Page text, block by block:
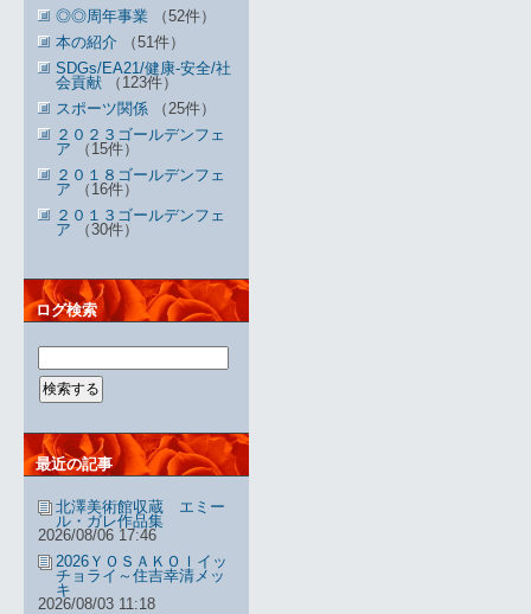
◎◎周年事業 （52件）
本の紹介 （51件）
SDGs/EA21/健康-安全/社
会貢献 （123件）
スポーツ関係 （25件）
２０２３ゴールデンフェ
ア （15件）
２０１８ゴールデンフェ
ア （16件）
２０１３ゴールデンフェ
ア （30件）
ログ検索
最近の記事
北澤美術館収蔵 エミー
ル・ガレ作品集
2026/08/06 17:46
2026ＹＯＳＡＫＯＩイッ
チョライ～住吉幸清メッ
キ
2026/08/03 11:18